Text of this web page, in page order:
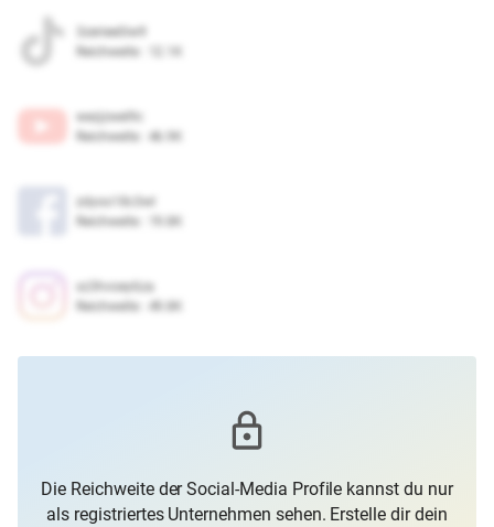
3zeriee0iw9
Reichweite
wezjzwel9c
Reichweite
46.9K
zdyoo18c3wl
Reichweite
19.8K
xz3hvoey6za
Reichweite
49.8K
Die Reichweite der Social-Media Profile kannst du nur
als registriertes Unternehmen sehen. Erstelle dir dein